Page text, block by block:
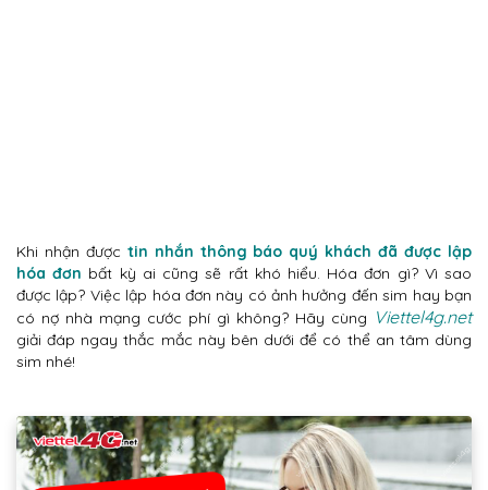
Khi nhận được tin nhắn thông báo quý khách đã được lập
hóa đơn bất kỳ ai cũng sẽ rất khó hiểu. Hóa đơn gì? Vì sao
được lập? Việc lập hóa đơn này có ảnh hưởng đến sim hay bạn
có nợ nhà mạng cước phí gì không? Hãy cùng Viettel4g.net
giải đáp ngay thắc mắc này bên dưới để có thể an tâm dùng
sim nhé!